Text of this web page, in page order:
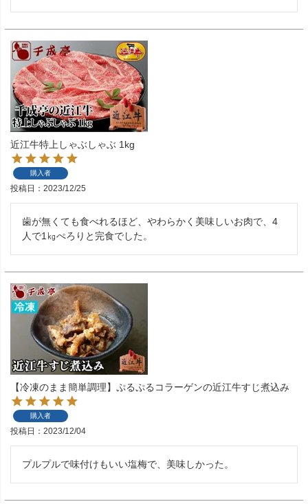
近江牛特上しゃぶしゃぶ 1kg
購入者
投稿日 2023/12/25
歯が無くても食べれるほど、やわらかく美味しいお肉で、4
人で1㎏ぺろりと完食でした。
【冷凍のまま簡単調理】ぷるぷるコラーゲンの近江牛すじ煮込み
購入者
投稿日 2023/12/04
プルプルで味付けもいい塩梅で、美味しかった。